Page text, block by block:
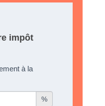
impôt
à la
%